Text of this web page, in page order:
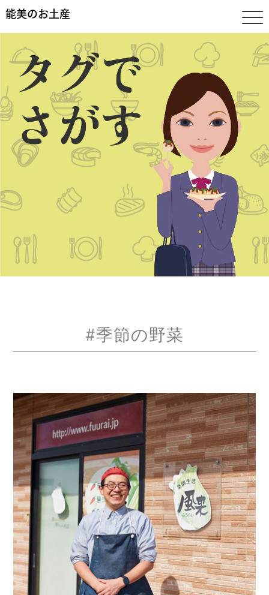
能美のお土産
#季節の野菜